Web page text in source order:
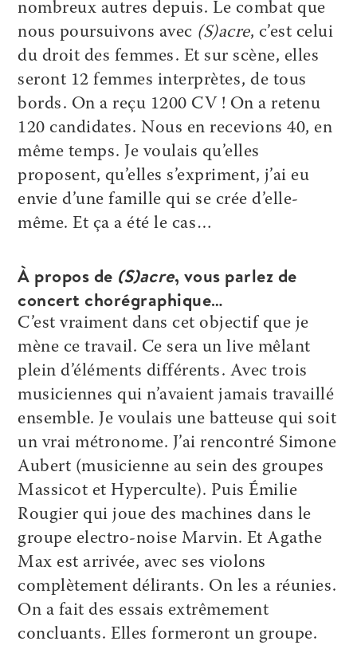
nombreux autres depuis. Le combat que
nous poursuivons avec (S)acre, c’est celui
du droit des femmes. Et sur scène, elles
seront 12 femmes interprètes, de tous
bords. On a reçu 1200 CV ! On a retenu
120 candidates. Nous en recevions 40, en
même temps. Je voulais qu’elles
proposent, qu’elles s’expriment, j’ai eu
envie d’une famille qui se crée d’elle-
même. Et ça a été le cas…
À propos de (S)acre, vous parlez de
concert chorégraphique…
C’est vraiment dans cet objectif que je
mène ce travail. Ce sera un live mêlant
plein d’éléments différents. Avec trois
musiciennes qui n’avaient jamais travaillé
ensemble. Je voulais une batteuse qui soit
un vrai métronome. J’ai rencontré Simone
Aubert (musicienne au sein des groupes
Massicot et Hyperculte). Puis Émilie
Rougier qui joue des machines dans le
groupe electro-noise Marvin. Et Agathe
Max est arrivée, avec ses violons
complètement délirants. On les a réunies.
On a fait des essais extrêmement
concluants. Elles formeront un groupe.